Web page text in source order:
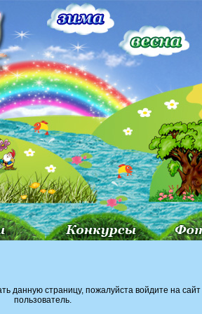
данную страницу, пожалуйста войдите на сайт
пользователь.